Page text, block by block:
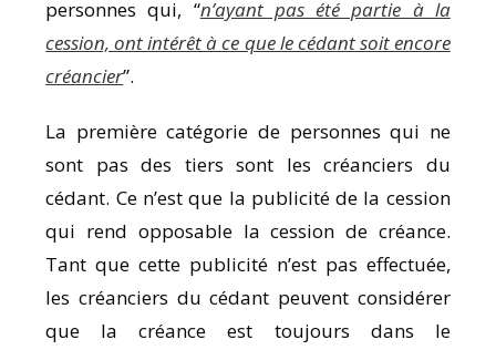
personnes qui, “n’ayant pas été partie à la
cession, ont intérêt à ce que le cédant soit encore
créancier”.
La première catégorie de personnes qui ne
sont pas des tiers sont les créanciers du
cédant. Ce n’est que la publicité de la cession
qui rend opposable la cession de créance.
Tant que cette publicité n’est pas effectuée,
les créanciers du cédant peuvent considérer
que la créance est toujours dans le